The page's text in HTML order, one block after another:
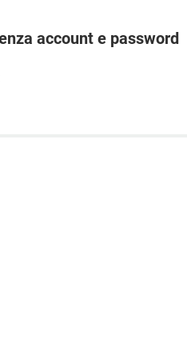
account e password